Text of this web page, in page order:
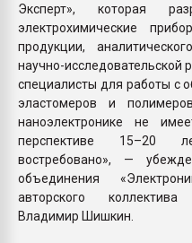
Эксперт», которая
электрохимические
продукции,
научно-исследовательской
специалисты для работы с
эластомеров и
наноэлектронике не
перспективе 15–20
востребовано», —
объединения
авторского
Владимир Шишкин.